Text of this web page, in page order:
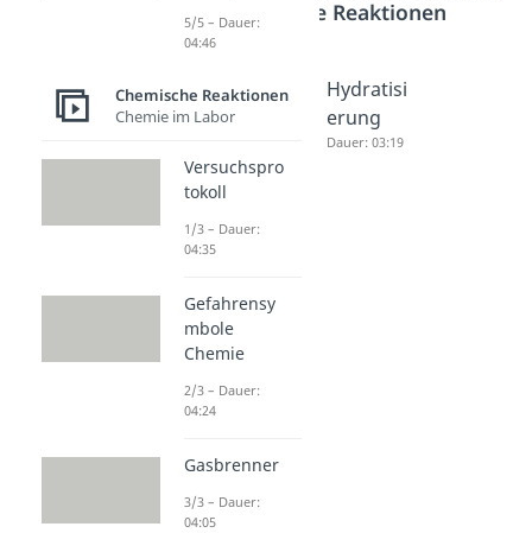
Chemische Reaktionen
Hydratati
on
Hydrolys
Hydratisi
erung
Dauer: 03:19
5/5 – Dauer:
04:46
Chemische Reaktionen
Chemie im Labor
Versuchspro
tokoll
1/3 – Dauer:
04:35
Gefahrensy
mbole
Chemie
2/3 – Dauer:
04:24
Gasbrenner
3/3 – Dauer:
04:05